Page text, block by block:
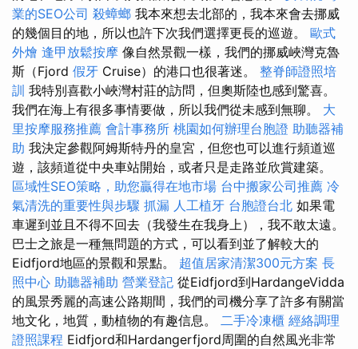
業的SEO公司 殺蟑螂 我本來想去北部的，我本來會去挪威
的幾個目的地，所以也許下次我們選擇更長的巡遊。 歐式
外燴 逢甲放鬆按摩 像自然景觀一樣，我們的挪威峽灣克魯
斯（Fjord 假牙 Cruise）的港口也很著迷。 整脊師證照培
訓 我特別喜歡小峽灣村莊的訪問，但奧斯陸也感到驚喜。
我們在海上有很多事情要做，所以我們從未感到無聊。 大
里按摩服務推薦 會計事務所 桃園如何辦理台胞證 助聽器補
助 我決定參觀阿姆斯特丹的皇宮，但您也可以進行頻道巡
遊，該頻道從中央車站開始，或者只是走路並欣賞建築。
區域性SEO策略，助您贏得在地市場 台中搬家公司推薦 冷
氣清洗的重要性與步驟 抓漏 人工植牙 台胞證台北 如果電
車遲到並且不得不回去（我發生在我身上），我不敢太遠。
巴士之旅是一種無問題的方式，可以看到並了解較大的
Eidfjord地區的景觀和景點。 超值居家清潔300元方案 長
照中心 助聽器補助 營業登記 從Eidfjord到HardangeVidda
的風景秀麗的高速公路期間，我們的司機分享了許多有關當
地文化，地質，動植物的有趣信息。 二手冷凍櫃 經絡調理
證照課程 Eidfjord和Hardangerfjord周圍的自然風光非常